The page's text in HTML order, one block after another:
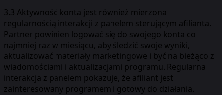
3.3 Aktywność konta jest również mierzona
regularnością interakcji z panelem sterującym afilianta.
Partner powinien logować się do swojego konta co
najmniej raz w miesiącu, aby śledzić swoje wyniki,
aktualizować materiały marketingowe i być na bieżąco z
wiadomościami i aktualizacjami programu. Regularna
interakcja z panelem pokazuje, że afiliant jest
zainteresowany programem i gotowy do działania.